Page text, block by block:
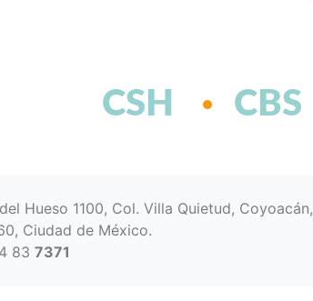
CSH CBS
Hueso 1100, Col. Villa Quietud, Coyoacán,
Ciudad de México.
83 7371